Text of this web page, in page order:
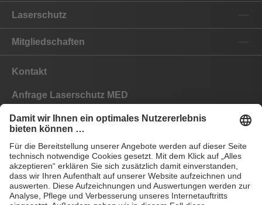
Laserschutz
Mitgliedschaften
Kontakt
Anfrage Laserschutz MED
Anfrage Laserschutz IND
EYEPRO Schutzstufenrechner
Gebrauchsanleitungen
Häufige Fragen